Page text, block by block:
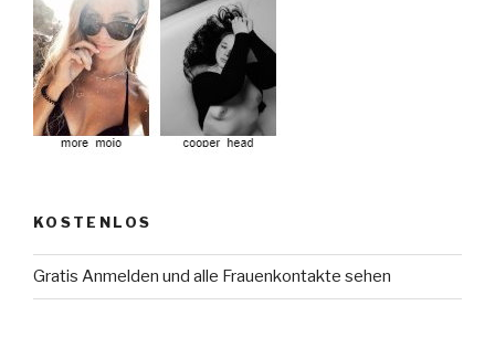
KOSTENLOS
Gratis Anmelden und alle Frauenkontakte sehen